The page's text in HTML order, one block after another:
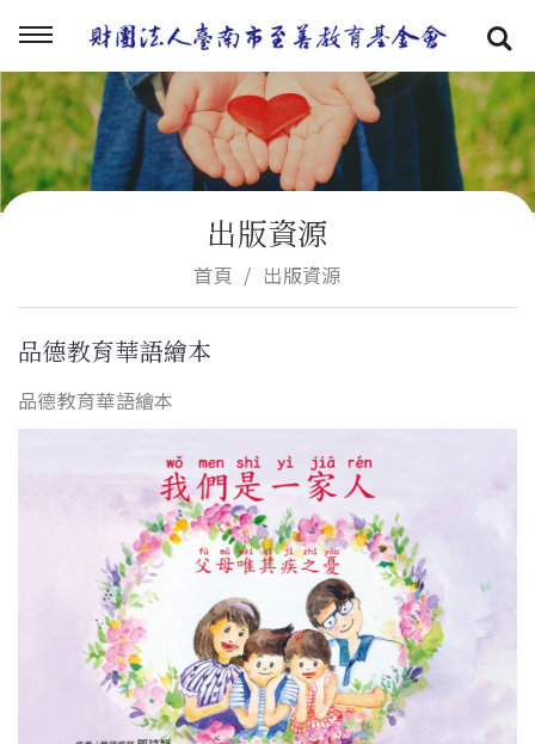
出版資源
首頁 出版資源
品德教育華語繪本
品德教育華語繪本